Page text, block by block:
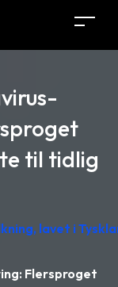
til tidlig
lavet i
Flersproget